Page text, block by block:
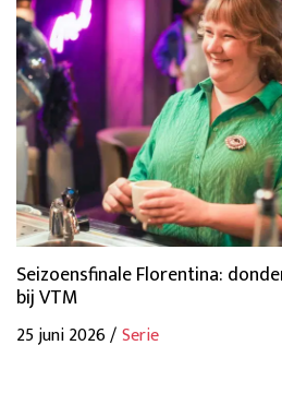
Seizoensfinale Florentina:
bij VTM
25 juni 2026 /Serie